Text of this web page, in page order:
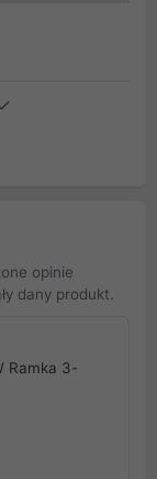
opinie
dany produkt.
Ramka 3-